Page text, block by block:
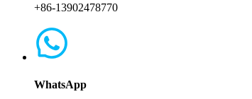
+86-13902478770
WhatsApp